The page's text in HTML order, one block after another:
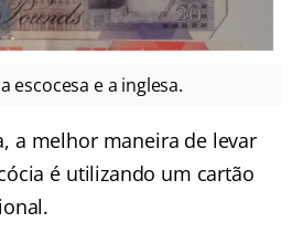
escocesa e a inglesa.
a melhor maneira de levar
é utilizando um cartão